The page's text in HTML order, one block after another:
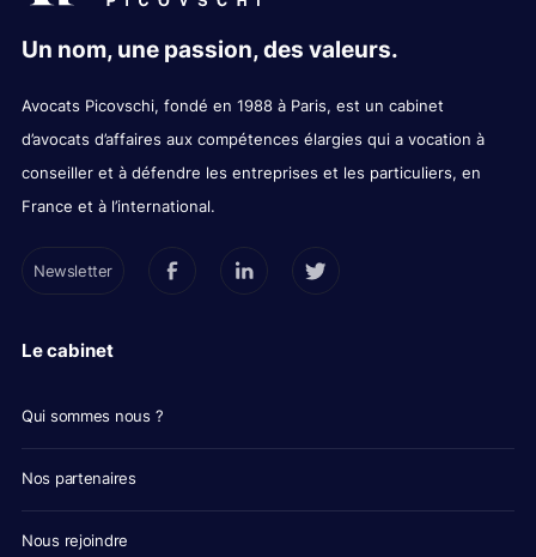
Un nom, une passion, des valeurs.
Avocats Picovschi, fondé en 1988 à Paris, est un cabinet
d’avocats d’affaires aux compétences élargies qui a vocation à
conseiller et à défendre les entreprises et les particuliers, en
France et à l’international.
Newsletter
Le cabinet
Qui sommes nous ?
Nos partenaires
Nous rejoindre